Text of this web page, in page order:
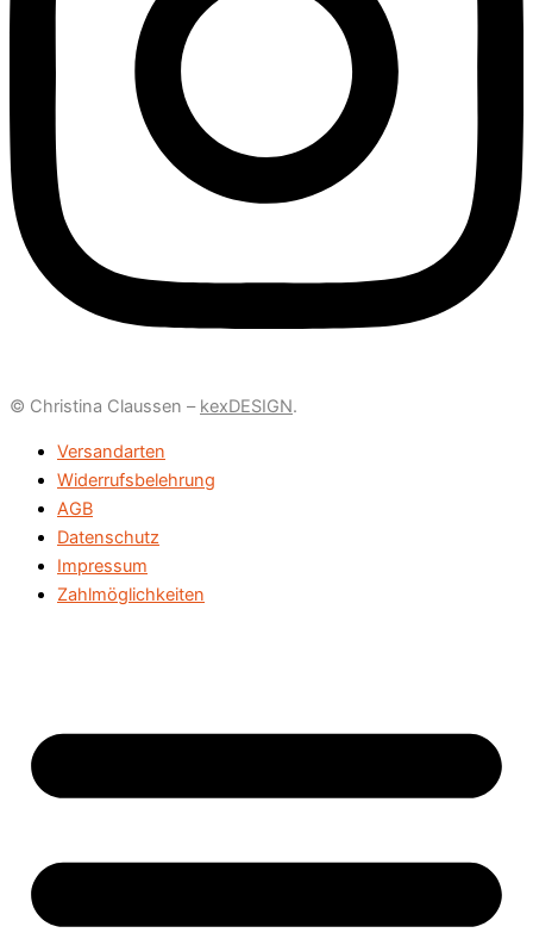
© Christina Claussen – kexDESIGN.
Versandarten
Widerrufsbelehrung
AGB
Datenschutz
Impressum
Zahlmöglichkeiten